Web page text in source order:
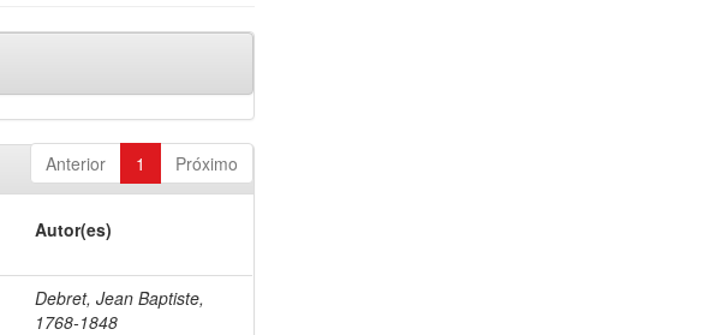
Anterior 1 Próximo
Autor(es)
Debret, Jean Baptiste,
1768-1848